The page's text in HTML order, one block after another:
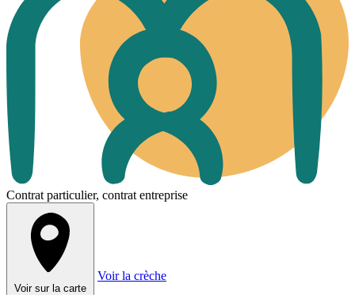
Contrat particulier, contrat entreprise
Voir sur la carte
Voir la crèche